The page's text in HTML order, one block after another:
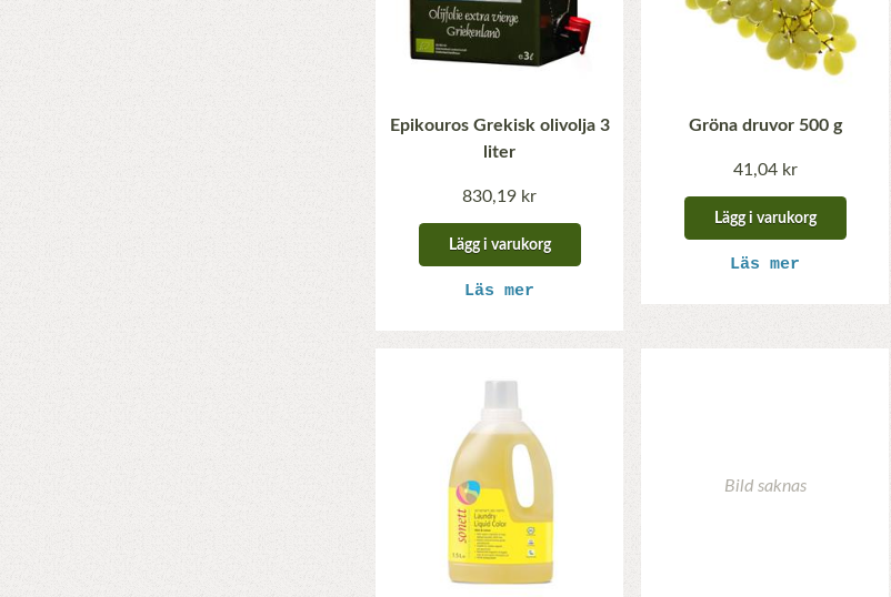
Epikouros Grekisk olivolja 3
liter
830,19 kr
Lägg i varukorg
Läs mer
Gröna druvor 500 g
41,04 kr
Lägg i varukorg
Läs mer